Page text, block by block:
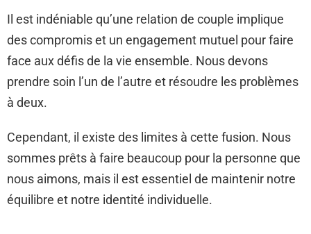
Il est indéniable qu’une relation de couple implique
des compromis et un engagement mutuel pour faire
face aux défis de la vie ensemble. Nous devons
prendre soin l’un de l’autre et résoudre les problèmes
à deux.
Cependant, il existe des limites à cette fusion. Nous
sommes prêts à faire beaucoup pour la personne que
nous aimons, mais il est essentiel de maintenir notre
équilibre et notre identité individuelle.